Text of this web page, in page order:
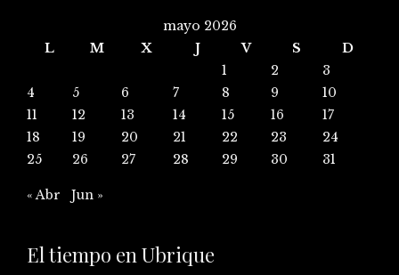
mayo 2026
L
M X J V S
D
1
2
3
4
5 6 7 8 9
10
11
12 13 14 15 16
17
18
19 20 21 22 23
24
25
26 27 28 29 30 31
« Abr Jun »
El tiempo en Ubrique